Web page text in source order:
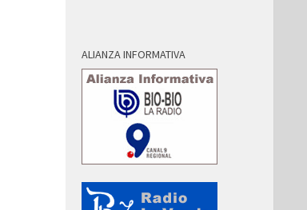
ALIANZA INFORMATIVA